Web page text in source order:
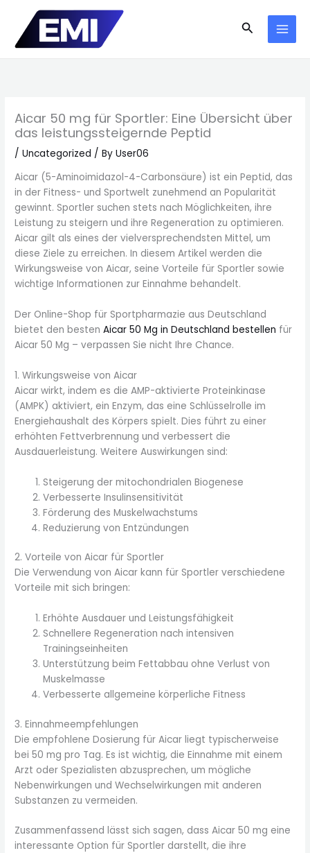
content
Search
Aicar 50 mg für Sportler: Eine Übersicht über
das leistungssteigernde Peptid
/Uncategorized / ByUser06
Aicar (5-Aminoimidazol-4-Carbonsäure) ist ein Peptid, das
in der Fitness- und Sportwelt zunehmend an Popularität
gewinnt. Sportler suchen stets nach Möglichkeiten, ihre
Leistung zu steigern und ihre Regeneration zu optimieren.
Aicar gilt als eines der vielversprechendsten Mittel, um
diese Ziele zu erreichen. In diesem Artikel werden die
Wirkungsweise von Aicar, seine Vorteile für Sportler sowie
wichtige Informationen zur Einnahme behandelt.
Der Online-Shop für Sportpharmazie aus Deutschland
bietet den bestenAicar 50 Mg in Deutschland bestellen für
Aicar 50 Mg – verpassen Sie nicht Ihre Chance.
1. Wirkungsweise von Aicar
Aicar wirkt, indem es die AMP-aktivierte Proteinkinase
(AMPK) aktiviert, ein Enzym, das eine Schlüsselrolle im
Energiehaushalt des Körpers spielt. Dies führt zu einer
erhöhten Fettverbrennung und verbessert die
Ausdauerleistung. Weitere Auswirkungen sind:
Steigerung der mitochondrialen Biogenese
Verbesserte Insulinsensitivität
Förderung des Muskelwachstums
Reduzierung von Entzündungen
2. Vorteile von Aicar für Sportler
Die Verwendung von Aicar kann für Sportler verschiedene
Vorteile mit sich bringen:
Erhöhte Ausdauer und Leistungsfähigkeit
Schnellere Regeneration nach intensiven
Trainingseinheiten
Unterstützung beim Fettabbau ohne Verlust von
Muskelmasse
Verbesserte allgemeine körperliche Fitness
3. Einnahmeempfehlungen
Die empfohlene Dosierung für Aicar liegt typischerweise
bei 50 mg pro Tag. Es ist wichtig, die Einnahme mit einem
Arzt oder Spezialisten abzusprechen, um mögliche
Nebenwirkungen und Wechselwirkungen mit anderen
Substanzen zu vermeiden.
Zusammenfassend lässt sich sagen, dass Aicar 50 mg eine
interessante Option für Sportler darstellt, die ihre